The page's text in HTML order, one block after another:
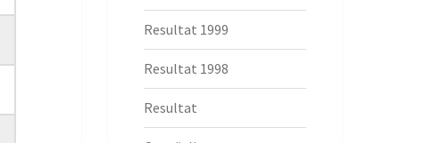
Resultat 1999
Resultat 1998
Resultat